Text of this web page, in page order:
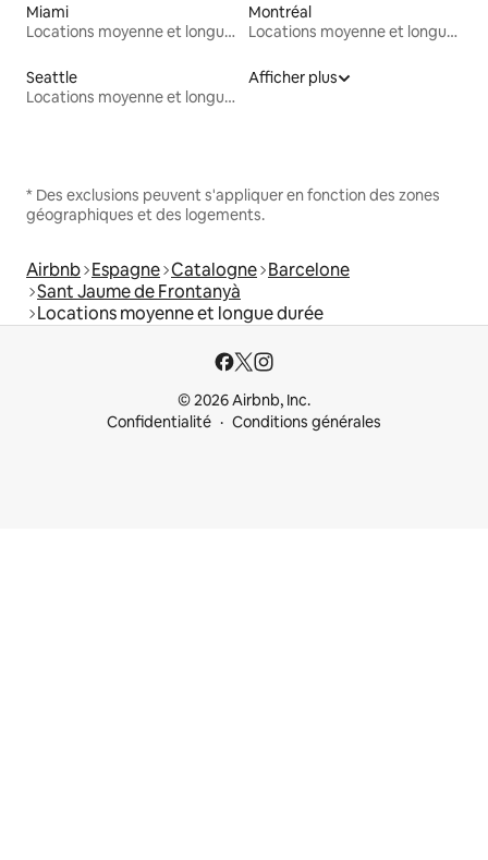
Miami
Locations moyenne et longue durée
Montréal
Locations moyenne et longue durée
Seattle
Locations moyenne et longue durée
Afficher plus
* Des exclusions peuvent s'appliquer en fonction des zones
géographiques et des logements.
Airbnb Espagne Catalogne Barcelone
Sant Jaume de Frontanyà
Locations moyenne et longue durée
© 2026 Airbnb, Inc.
Confidentialité
Conditions générales